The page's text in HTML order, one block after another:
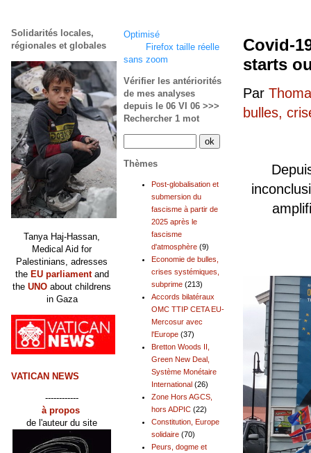
Covid-
starts
Par
bulles,
Optimisé
Firefox taille réelle
sans zoom
Vérifier les antériorités
de mes analyses
depuis le 06 VI 06 >>>
Rechercher 1 mot
Thèmes
Post-globalisation et
submersion du
fascisme à partir de
2025 après le
fascisme
d'atmosphère (9)
Economie de bulles,
crises systémiques,
subprime (213)
Accords bilatéraux
OMC TTIP CETA EU-
Mercosur avec
l'Europe (37)
Bretton Woods II,
Green New Deal,
Système Monétaire
International (26)
Zone Hors AGCS,
hors ADPIC (22)
Constitution, Europe
solidaire (70)
Peurs, dogme et
Solidarités locales,
régionales et globales
Tanya Haj-Hassan,
Medical Aid for
Palestinians, adresses
the EU parliamentand
the UNO about childrens
in Gaza
VATICAN NEWS
------------
à propos
de l'auteur du site